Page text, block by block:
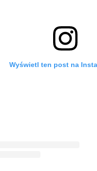
Wyświetl ten post na